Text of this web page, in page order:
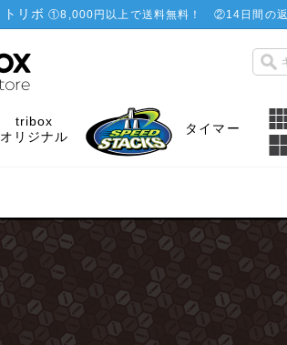
トリボ ①8,000円以上で送料無料！ ②14日間の
tribox
オリジナル
タイマー